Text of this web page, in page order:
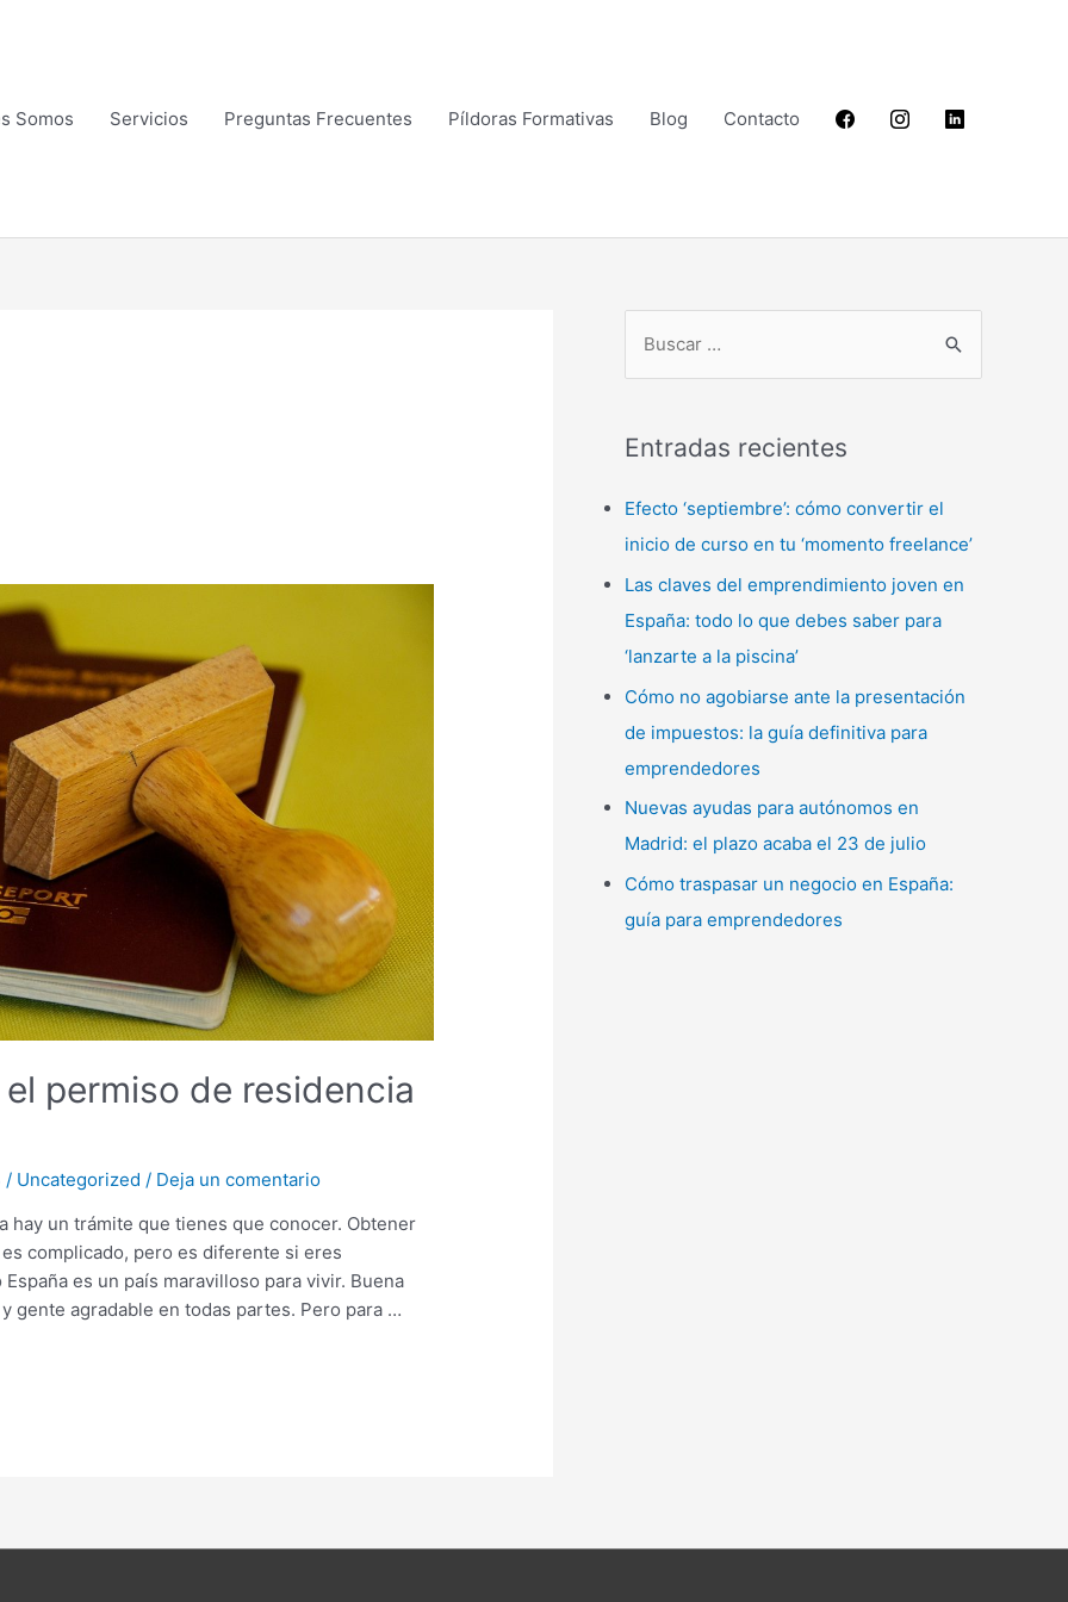
Somos Servicios Preguntas Frecuentes Píldoras Formativas Blog Contacto
permiso de residencia
/ Uncategorized / Deja un comentario
hay un trámite que tienes que conocer. Obtener
complicado, pero es diferente si eres
es un país maravilloso para vivir. Buena
gente agradable en todas partes. Pero para …
u
c
o
r
Entradas recientes
Efecto ‘septiembre’: cómo convertir el
inicio de curso en tu ‘momento freelance’
Las claves del emprendimiento joven en
España: todo lo que debes saber para
‘lanzarte a la piscina’
Cómo no agobiarse ante la presentación
de impuestos: la guía definitiva para
emprendedores
Nuevas ayudas para autónomos en
Madrid: el plazo acaba el 23 de julio
Cómo traspasar un negocio en España:
guía para emprendedores